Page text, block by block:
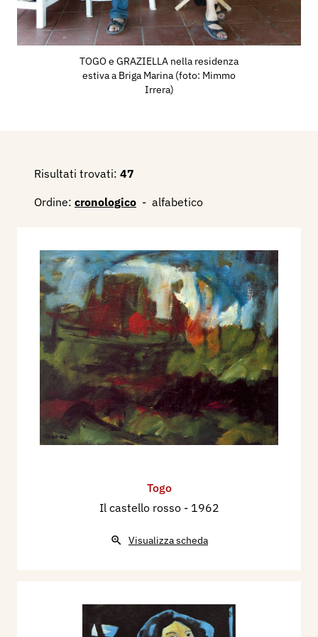
Contatti:
togoe@libero.it
Sito Internet:www.togopittore.it
Bibliografia:
1995 - Togo, incisioni, con una testimonianza di
Vincenzo Consolo. catalogo mostra, Milano,
Studio d’Arte Grafica.
2001 - Museo della Grafica del Comune di
Ostiglia, a cura di Adalberto Sartori, catalogo
mostra, Mantova, Arianna Sartori Editore, pp. 96,
97, 123.
2003 - Autoritratto... con modella, a cura di
Adalberto Sartori, presentazione di Gianfranco
Bruno, Mantova, Arianna Sartori Editore, pp.
contemporanea, a cura di Adalberto Sartori,
mostra, Mantova, Arianna Sartori Editore, pp.nn.
TOGO e GRAZIELLA nella residenza
estiva a Briga Marina (foto: Mimmo
Irrera)
Risultati trovati: 47
Ordine: cronologico - alfabetico
Togo
Il castello rosso - 1962
Visualizza scheda